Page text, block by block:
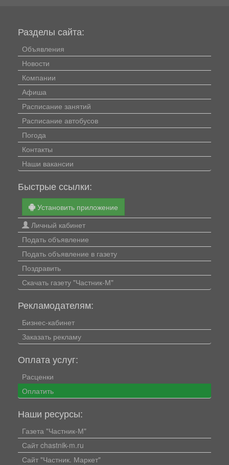
Разделы сайта:
Объявления
Новости
Компании
Афиша
Расписание занятий
Расписание автобусов
Погода
Контакты
Наши вакансии
Быстрые ссылки:
Установить приложение
Личный кабинет
Подать объявление
Подать объявление в газету
Поздравить
Скачать газету "Частник-М"
Рекламодателям:
Бизнес-кабинет
Заказать рекламу
Оплата услуг:
Расценки
Оплатить
Наши ресурсы:
Газета "Частник-М"
Сайт chastnik-m.ru
Сайт "Частник. Маркет"